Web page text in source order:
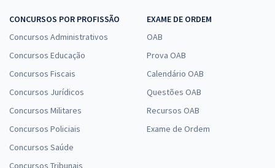
CONCURSOS POR PROFISSÃO
Concursos Administrativos
Concursos Educação
Concursos Fiscais
Concursos Jurídicos
Concursos Militares
Concursos Policiais
Concursos Saúde
Concursos Tribunais
EXAME DE ORDEM
OAB
Prova OAB
Calendário OAB
Questões OAB
Recursos OAB
Exame de Ordem